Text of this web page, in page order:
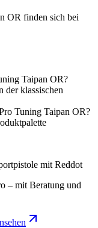
OR finden sich bei
Taipan OR?
der klassischen
Tuning Taipan OR?
mit Reddot
– mit Beratung und